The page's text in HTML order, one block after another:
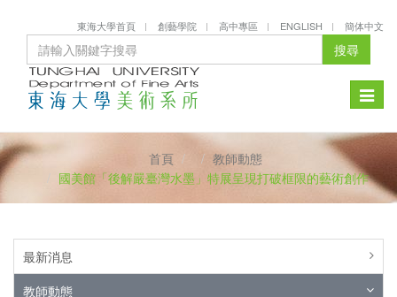
東海大學首頁 創藝學院 高中專區 ENGLISH 簡体中文
搜尋
Toggle
首頁
教師動態
國美館「後解嚴臺灣水墨」特展呈現打破框限的藝術創作
最新消息
教師動態